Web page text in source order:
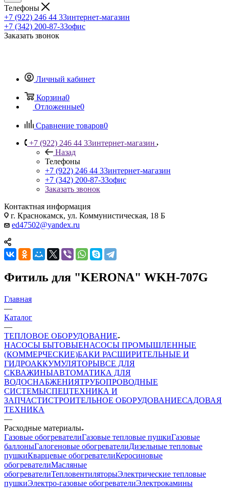
Телефоны
+7 (922) 246 44 33интернет-магазин
+7 (342) 200-87-33офис
Заказать звонок
Личный кабинет
Корзина0
Отложенные0
Сравнение товаров0
+7 (922) 246 44 33интернет-магазин
Назад
Телефоны
+7 (922) 246 44 33интернет-магазин
+7 (342) 200-87-33офис
Заказать звонок
Контактная информация
г. Краснокамск, ул. Коммунистическая, 18 Б
ed47502@yandex.ru
Фитиль для "KERONA" WKH-707G
Главная
—
Каталог
—
ТЕПЛОВОЕ ОБОРУДОВАНИЕ
НАСОСЫ БЫТОВЫЕНАСОСЫ ПРОМЫШЛЕННЫЕ
(КОММЕРЧЕСКИЕ)БАКИ РАСШИРИТЕЛЬНЫЕ И
ГИДРОАККУМУЛЯТОРЫВСЕ ДЛЯ
СКВАЖИНЫАВТОМАТИКА ДЛЯ
ВОДОСНАБЖЕНИЯТРУБОПРОВОДНЫЕ
СИСТЕМЫСПЕЦТЕХНИКА И
ЗАПЧАСТИСТРОИТЕЛЬНОЕ ОБОРУДОВАНИЕСАДОВАЯ
ТЕХНИКА
—
Расходные материалы
Газовые обогревателиГазовые тепловые пушкиГазовые
баллоныГалогеновые обогревателиДизельные тепловые
пушкиКварцевые обогревателиКеросиновые
обогревателиМасляные
обогревателиТепловентиляторыЭлектрические тепловые
пушкиЭлектро-газовые обогревателиЭлектрокамины